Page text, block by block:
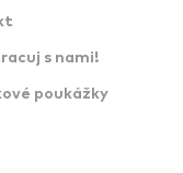
s nami!
poukážky